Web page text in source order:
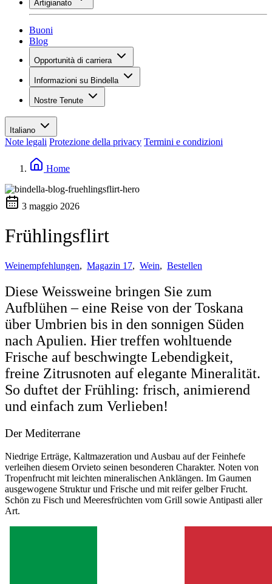
Assortimento
Conoscenza del vino
Artigianato
Panoramica
Buoni
Blog
Opportunità di carriera
Posti vacanti
I tuoi vantaggi
Valori
Informazioni su Bindella
Panoramica
Storia
Les Moby Dicks
Contatti
Sostenibilità
Nostre Tenute
Italiano
Note legali Protezione della privacy Termini e condizioni
Home
3 maggio 2026
Frühlingsflirt
Weinempfehlungen, Magazin 17, Wein, Bestellen
Diese Weissweine bringen Sie zum
Aufblühen – eine Reise von der Toskana
über Umbrien bis in den sonnigen Süden
nach Apulien. Hier treffen wohltuende
Frische auf beschwingte Lebendigkeit,
freine Zitrusnoten auf elegante Mineralität.
So duftet der Frühling: frisch, animierend
und einfach zum Verlieben!
Der Mediterrane
Niedrige Erträge, Kaltmazeration und Ausbau auf der Feinhefe
verleihen diesem Orvieto seinen besonderen Charakter. Noten von
Tropenfrucht mit leichten mineralischen Anklängen. Im Gaumen
ausgewogene Struktur und Frische und mit reifer gelber Frucht.
Schön zu Fisch und Meeresfrüchten vom Grill sowie Antipasti aller
Art.